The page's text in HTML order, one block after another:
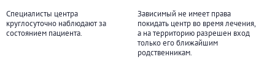
Специалисты центра
круглосуточно наблюдают за
состоянием пациента.
Зависимый не имеет права
покидать центр во время лечения,
а на территорию разрешен вход
только его ближайшим
родственникам.